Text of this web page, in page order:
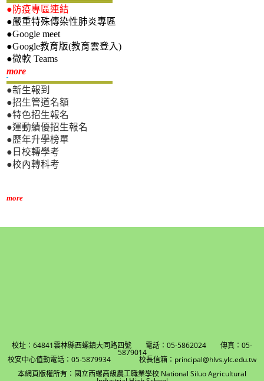
●防疫專區連結
●嚴重特殊傳染性肺炎專區
●Google meet
●Google教育版(教育雲登入)
●微軟 Teams
more新生專區
●新生報到
●招生管道名額
●特色招生報名
●運動績優招生報名
●歷年升學榜單
●日校轉學考
●校內轉科考
more
校址：64841雲林縣西螺鎮大同路四號 電話：05-5862024 傳真：05-
5879014
校安中心值勤電話：05-5879934 校長信箱：principal@hlvs.ylc.edu.tw
本網頁版權所有：國立西螺高級農工職業學校 National Siluo Agricultural